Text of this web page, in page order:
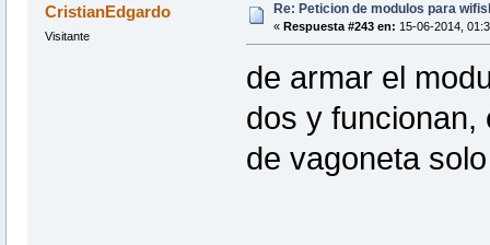
CristianEdgardo
Visitante
Re: Peticion de modulos para
« Respuesta #243 en: 15-06-2014,
de armar el
dos y funcionan,
de vagoneta